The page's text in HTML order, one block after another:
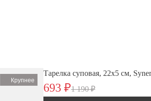
Крупнее
Тарелка суповая, 22х5 см,
693 ₽1 190 ₽